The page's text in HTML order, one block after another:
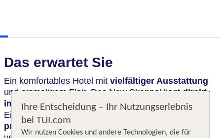
Das erwartet Sie
Ein komfortables Hotel mit vielfältiger Ausstattung
und einmaligem Flair. Das New Skanpol liegtdirekt
im Stadtzentrumvon Kolberg mit seinen Cafés und
Einkaufsmöglichkeiten. Lassen Sie sich durch
professionellen Service und eine leckere Küche
Ihre Entscheidung – Ihr Nutzungserlebnis
bei TUI.com
Wir nutzen Cookies und andere Technologien, die für